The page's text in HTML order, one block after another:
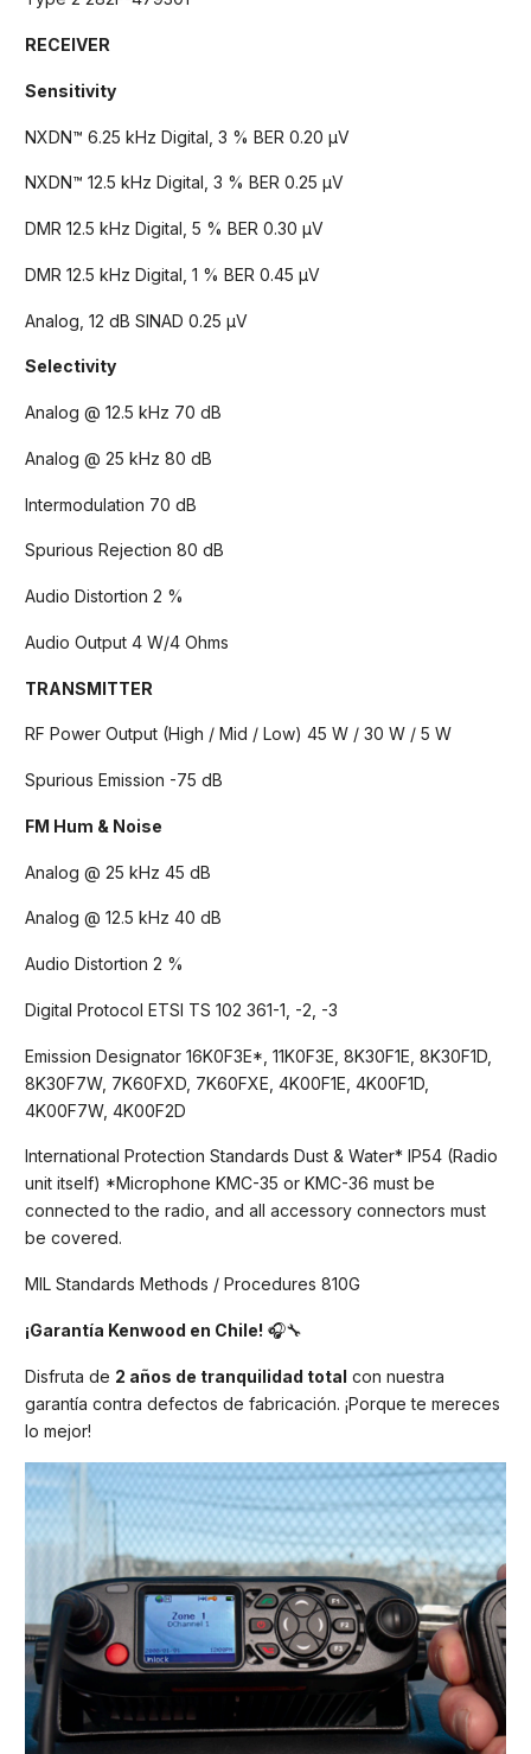
RECEIVER
Sensitivity
NXDN™ 6.25 kHz Digital, 3 % BER 0.20 μV
NXDN™ 12.5 kHz Digital, 3 % BER 0.25 μV
DMR 12.5 kHz Digital, 5 % BER 0.30 μV
DMR 12.5 kHz Digital, 1 % BER 0.45 μV
Analog, 12 dB SINAD 0.25 μV
Selectivity
Analog @ 12.5 kHz 70 dB
Analog @ 25 kHz 80 dB
Intermodulation 70 dB
Spurious Rejection 80 dB
Audio Distortion 2 %
Audio Output 4 W/4 Ohms
TRANSMITTER
RF Power Output (High / Mid / Low) 45 W / 30 W / 5 W
Spurious Emission -75 dB
FM Hum & Noise
Analog @ 25 kHz 45 dB
Analog @ 12.5 kHz 40 dB
Audio Distortion 2 %
Digital Protocol ETSI TS 102 361-1, -2, -3
Emission Designator 16K0F3E*, 11K0F3E, 8K30F1E, 8K30F1D,
8K30F7W, 7K60FXD, 7K60FXE, 4K00F1E, 4K00F1D,
4K00F7W, 4K00F2D
International Protection Standards Dust & Water* IP54 (Radio
unit itself) *Microphone KMC-35 or KMC-36 must be
connected to the radio, and all accessory connectors must
be covered.
MIL Standards Methods / Procedures 810G
¡Garantía Kenwood en Chile! 🎧🔧
Disfruta de 2 años de tranquilidad total con nuestra
garantía contra defectos de fabricación. ¡Porque te mereces
lo mejor!